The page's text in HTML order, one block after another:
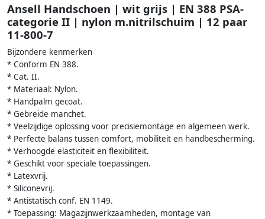
Ansell Handschoen | wit grijs | EN 388 PSA-
categorie II | nylon m.nitrilschuim | 12 paar
11-800-7
Bijzondere kenmerken
* Conform EN 388.
* Cat. II.
* Materiaal: Nylon.
* Handpalm gecoat.
* Gebreide manchet.
* Veelzijdige oplossing voor precisiemontage en algemeen werk.
* Perfecte balans tussen comfort, mobiliteit en handbescherming.
* Verhoogde elasticiteit en flexibiliteit.
* Geschikt voor speciale toepassingen.
* Latexvrij.
* Siliconevrij.
* Antistatisch conf. EN 1149.
* Toepassing: Magazijnwerkzaamheden, montage van